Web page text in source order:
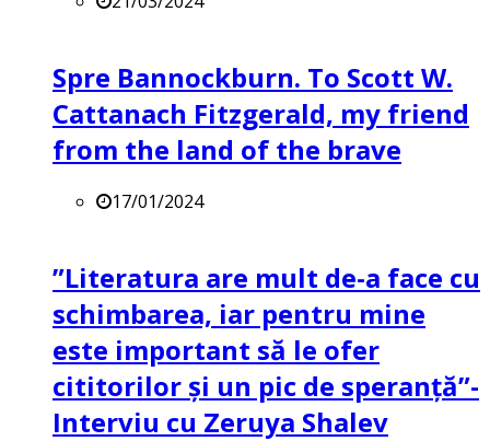
Spre Bannockburn. To Scott W.
Cattanach Fitzgerald, my friend
from the land of the brave
17/01/2024
”Literatura are mult de-a face cu
schimbarea, iar pentru mine
este important să le ofer
cititorilor și un pic de speranță”-
Interviu cu Zeruya Shalev